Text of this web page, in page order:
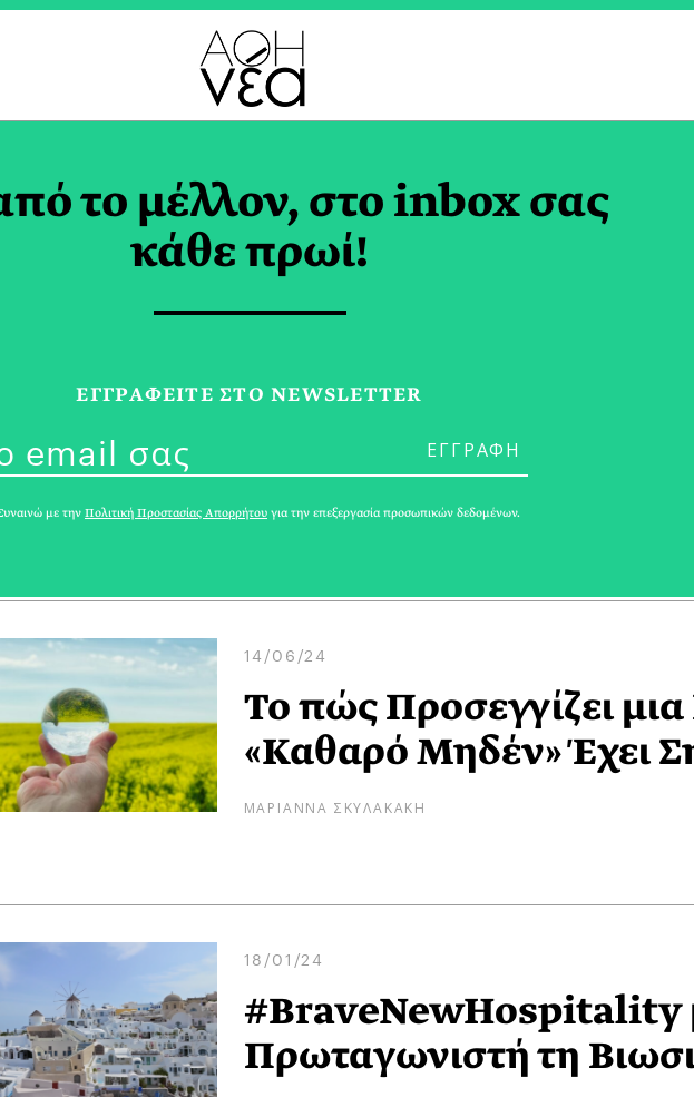
TAG
Η Πράσινη Άνοδος της
Πρέπει να Ξέρεις
ΔΕΣΠΟΙΝΑ ΡΑΜΜΟΥ
14/06/24
Το πώς Προσεγγίζει μια
«Καθαρό Μηδέν» Έχει
ΜΑΡΙΑΝΝΑ ΣΚΥΛΑΚΑΚΗ
18/01/24
#BraveNewHospitality
Πρωταγωνιστή τη
το μέλλον, στο inbox σας
κάθε πρωί!
ΕΓΓPΑΦΕΙΤΕ ΣΤΟ NEWSLETTER
με την Πολιτική Προστασίας Απορρήτου για την επεξεργασία προσωπικών δεδομένων.